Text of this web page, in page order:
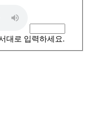
대로 입력하세요.